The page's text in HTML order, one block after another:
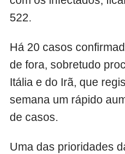
522.
Há 20 casos
de fora, sobretudo
Itália e do Irã, que
semana um rápido
de casos.
Uma das prioridades